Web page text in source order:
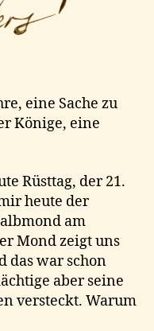
eine Sache zu
Könige, eine
Rüsttag, der 21.
heute der
am
Mond zeigt uns
das war schon
aber seine
versteckt. Warum